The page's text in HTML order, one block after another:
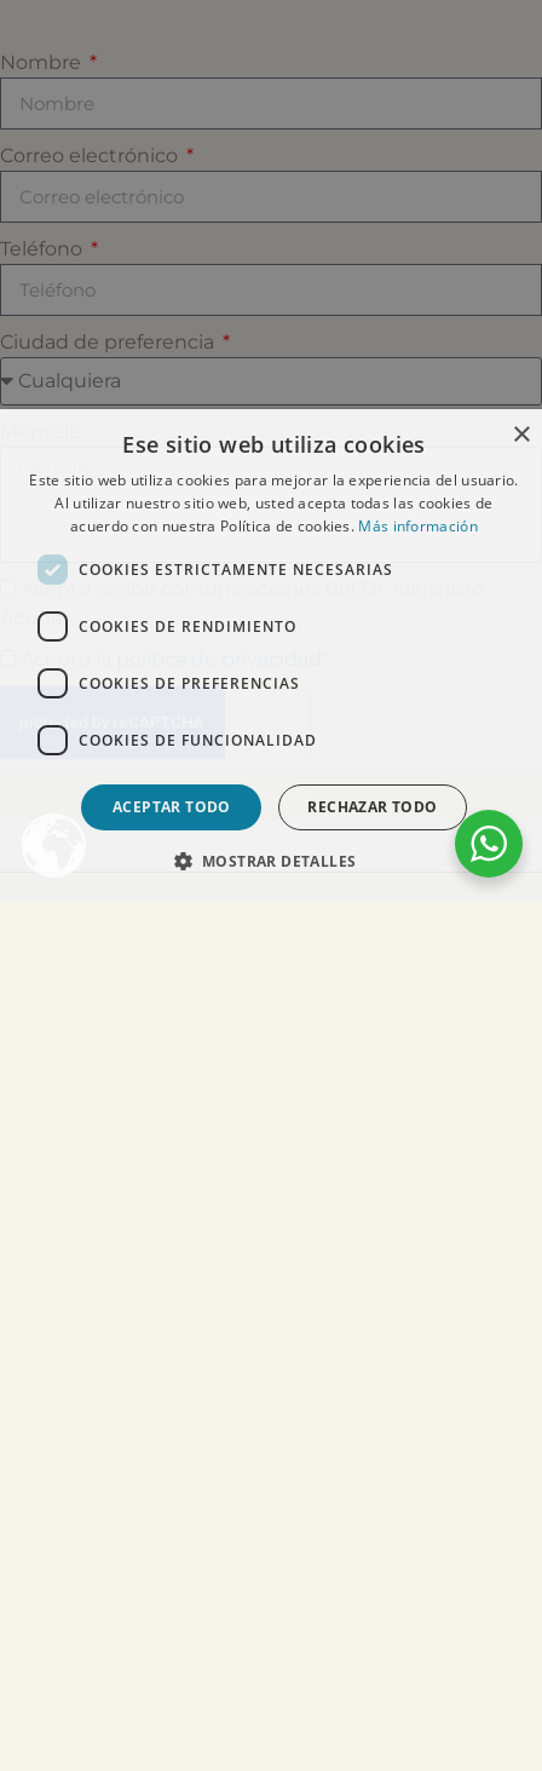
Nombre
Correo electrónico
Teléfono
Ciudad de preferencia
Acepto recibir comunicaciones del Dr. Alejandro
Acuña
ENVIAR
×
Ese sitio web utiliza cookies
Este sitio web utiliza cookies para mejorar la experiencia del usuario.
Al utilizar nuestro sitio web, usted acepta todas las cookies de
acuerdo con nuestra Política de cookies. Más información
COOKIES ESTRICTAMENTE NECESARIAS
COOKIES DE RENDIMIENTO
COOKIES DE PREFERENCIAS
COOKIES DE FUNCIONALIDAD
ACEPTAR TODO RECHAZAR TODO
MOSTRAR DETALLES